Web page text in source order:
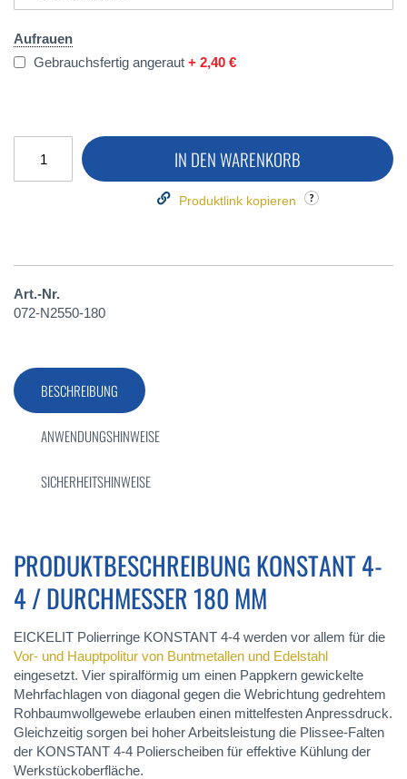
Aufrauen
Gebrauchsfertig angeraut+2,40 €
IN DEN WARENKORB
Produktlink kopieren
Art.-Nr.
072-N2550-180
BESCHREIBUNG
PRODUKTBESCHREIBUNG KONSTANT 4-
4 / DURCHMESSER 180 MM
EICKELIT Polierringe KONSTANT 4-4 werden vor allem für die
Vor- und Hauptpolitur von Buntmetallen und Edelstahl
eingesetzt. Vier spiralförmig um einen Pappkern gewickelte
Mehrfachlagen von diagonal gegen die Webrichtung gedrehtem
Rohbaumwollgewebe erlauben einen mittelfesten Anpressdruck.
Gleichzeitig sorgen bei hoher Arbeitsleistung die Plissee-Falten
der KONSTANT 4-4 Polierscheiben für effektive Kühlung der
Werkstückoberfläche.
ANWENDUNGSHINWEISE
SICHERHEITSHINWEISE